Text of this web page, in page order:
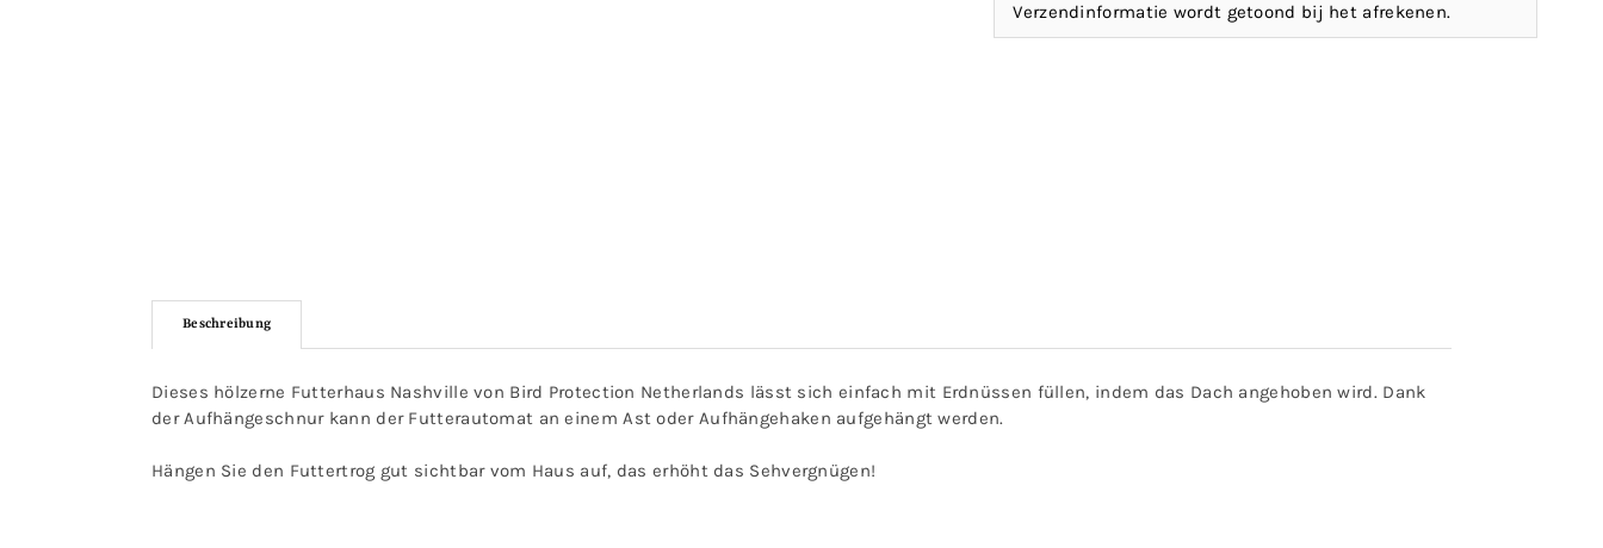
Verzendinformatie wordt getoond bij het afrekenen.
Beschreibung
Dieses hölzerne Futterhaus Nashville von Bird Protection Netherlands lässt sich einfach mit Erdnüssen füllen, indem das Dach angehoben wird. Dank
der Aufhängeschnur kann der Futterautomat an einem Ast oder Aufhängehaken aufgehängt werden.
Hängen Sie den Futtertrog gut sichtbar vom Haus auf, das erhöht das Sehvergnügen!